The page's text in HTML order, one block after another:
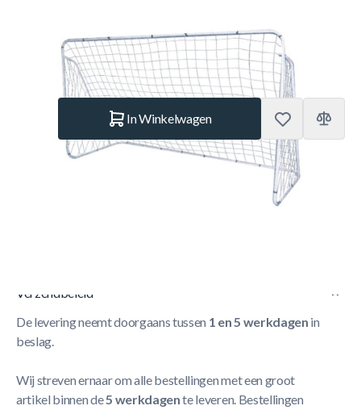
KSS.73073 Merk:Ksport
€ 95,99 Op voorraad
In Winkelwagen
Verzendbeleid
De levering neemt doorgaans tussen 1 en 5 werkdagen in
beslag.
Wij streven ernaar om alle bestellingen met een groot
artikel binnen de5 werkdagente leveren. Bestellingen